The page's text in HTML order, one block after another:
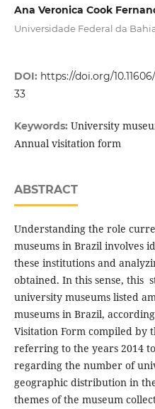
Ana Veronica Cook
Universidade Federal da
DOI: https://doi.org/
33
Keywords: University
Annual visitation form
ABSTRACT
Understanding the role
museums in Brazil involves
these institutions and
obtained. In this sense, this
university museums listed
museums in Brazil,
Visitation Form compiled by
referring to the years 2014
regarding the number of
geographic distribution in
themes of the museum